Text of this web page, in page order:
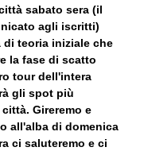
sabato sera (il
agli iscritti)
teoria iniziale che
la fase di scatto
tour dell'intera
gli spot più
Gireremo e
all'alba di domenica
ci saluteremo e ci